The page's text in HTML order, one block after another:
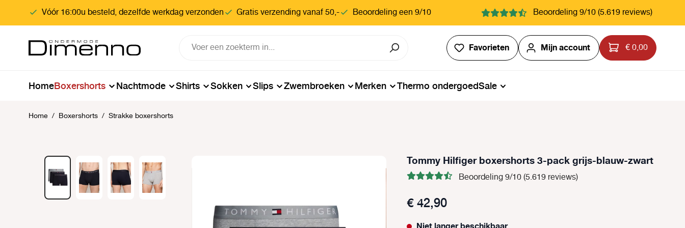
Ga naar de hoofdnavigatie
Vóór 16:00u besteld, dezelfde werkdag verzonden Gratis verzending vanaf 50,- Beoordeling een 9/10 Beoordeling 9/10 (5.619 reviews)
Favorieten Je hebt 0 items op je verlanglijstje
Mijn account € 0,00
HomeBoxershorts Nachtmode Shirts Sokken Slips Zwembroeken Merken Thermo ondergoedSale
Home / Boxershorts / Strakke boxershorts
Afbeeldingengalerij overslaan Tommy Hilfiger boxershorts 3-pack grijs-blauw-zwart
Beoordeling 9/10 (5.619 reviews)
€ 42,90